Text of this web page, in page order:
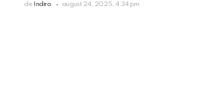
de Indiro august 24, 2025, 4:34 pm